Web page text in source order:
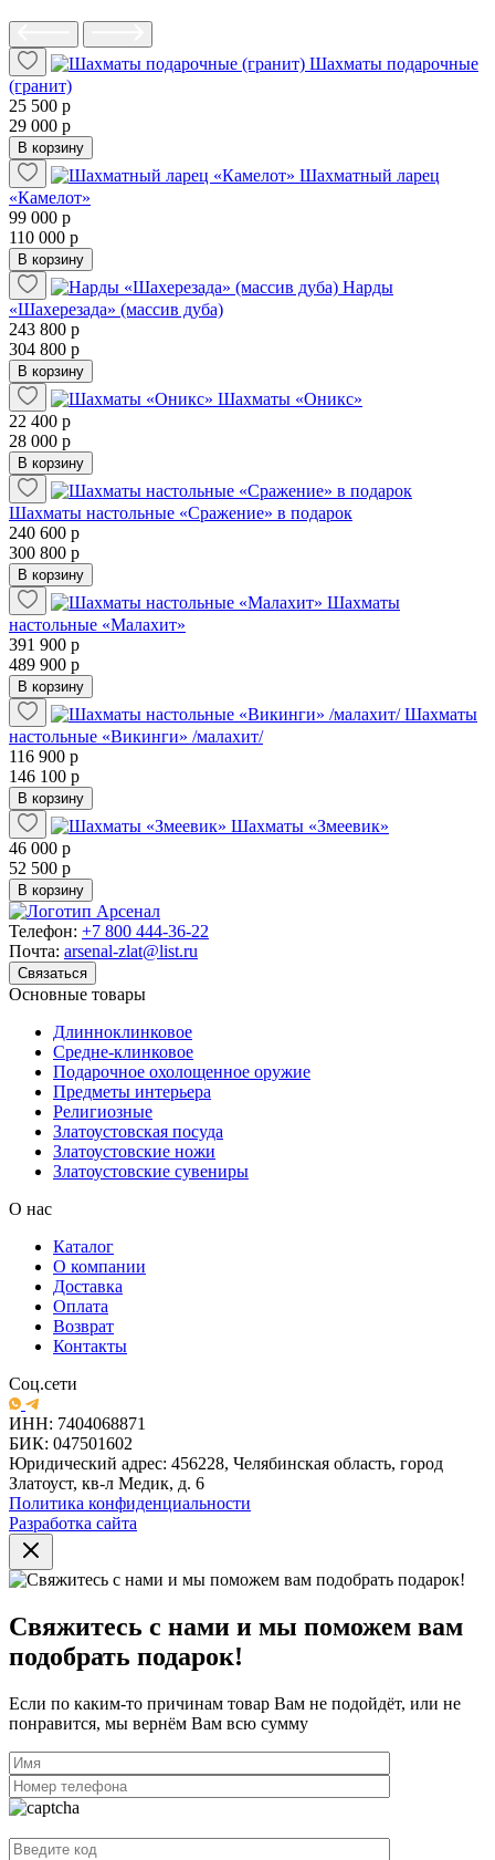
Шахматы подарочные
(гранит)
25 500 р
29 000 р
В корзину
Шахматный ларец
«Камелот»
99 000 р
110 000 р
В корзину
Нарды
«Шахерезада» (массив дуба)
243 800 р
304 800 р
В корзину
Шахматы «Оникс»
22 400 р
28 000 р
В корзину
Шахматы настольные «Сражение» в подарок
240 600 р
300 800 р
В корзину
Шахматы
настольные «Малахит»
391 900 р
489 900 р
В корзину
Шахматы
настольные «Викинги» /малахит/
116 900 р
146 100 р
В корзину
Шахматы «Змеевик»
46 000 р
52 500 р
В корзину
Телефон: +7 800 444-36-22
Почта: arsenal-zlat@list.ru
Связаться
Основные товары
Длинноклинковое
Средне-клинковое
Подарочное охолощенное оружие
Предметы интерьера
Религиозные
Златоустовская посуда
Златоустовские ножи
Златоустовские сувениры
О нас
Каталог
О компании
Доставка
Оплата
Возврат
Контакты
Соц.сети
ИНН: 7404068871
БИК: 047501602
Юридический адрес: 456228, Челябинская область, город
Златоуст, кв-л Медик, д. 6
Политика конфиденциальности
Разработка сайта
Свяжитесь с нами и мы поможем вам
подобрать подарок!
Если по каким-то причинам товар Вам не подойдёт, или не
понравится, мы вернём Вам всю сумму